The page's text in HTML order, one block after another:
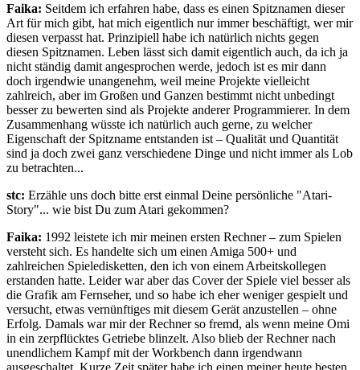
Faika: Seitdem ich erfahren habe, dass es einen Spitznamen dieser
Art für mich gibt, hat mich eigentlich nur immer beschäftigt, wer mir
diesen verpasst hat. Prinzipiell habe ich natürlich nichts gegen
diesen Spitznamen. Leben lässt sich damit eigentlich auch, da ich ja
nicht ständig damit angesprochen werde, jedoch ist es mir dann
doch irgendwie unangenehm, weil meine Projekte vielleicht
zahlreich, aber im Großen und Ganzen bestimmt nicht unbedingt
besser zu bewerten sind als Projekte anderer Programmierer. In dem
Zusammenhang wüsste ich natürlich auch gerne, zu welcher
Eigenschaft der Spitzname entstanden ist – Qualität und Quantität
sind ja doch zwei ganz verschiedene Dinge und nicht immer als Lob
zu betrachten...
stc: Erzähle uns doch bitte erst einmal Deine persönliche "Atari-
Story"... wie bist Du zum Atari gekommen?
Faika: 1992 leistete ich mir meinen ersten Rechner – zum Spielen
versteht sich. Es handelte sich um einen Amiga 500+ und
zahlreichen Spieledisketten, den ich von einem Arbeitskollegen
erstanden hatte. Leider war aber das Cover der Spiele viel besser als
die Grafik am Fernseher, und so habe ich eher weniger gespielt und
versucht, etwas vernünftiges mit diesem Gerät anzustellen – ohne
Erfolg. Damals war mir der Rechner so fremd, als wenn meine Omi
in ein zerpflücktes Getriebe blinzelt. Also blieb der Rechner nach
unendlichem Kampf mit der Workbench dann irgendwann
ausgeschaltet. Kurze Zeit später habe ich einen meiner heute besten